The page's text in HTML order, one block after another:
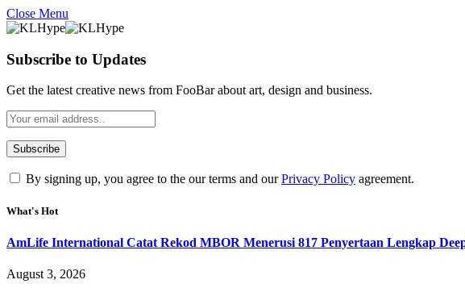
Close Menu
Subscribe to Updates
Get the latest creative news from FooBar about art, design and business.
By signing up, you agree to the our terms and ourPrivacy Policy agreement.
What's Hot
AmLife International Catat Rekod MBOR Menerusi 817 Penyertaan Lengkap
August 3, 2026